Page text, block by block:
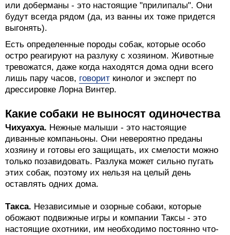
или доберманы - это настоящие "прилипалы". Они
будут всегда рядом (да, из ванны их тоже придется
выгонять).
Есть определенные породы собак, которые особо
остро реагируют на разлуку с хозяином. Животные
тревожатся, даже когда находятся дома одни всего
лишь пару часов, говорит кинолог и эксперт по
дрессировке Лорна Винтер.
Какие собаки не выносят одиночества
Чихуахуа. Нежные малыши - это настоящие
диванные компаньоны. Они невероятно преданы
хозяину и готовы его защищать, их смелости можно
только позавидовать. Разлука может сильно пугать
этих собак, поэтому их нельзя на целый день
оставлять одних дома.
Такса. Независимые и озорные собаки, которые
обожают подвижные игры и компании Таксы - это
настоящие охотники, им необходимо постоянно что-